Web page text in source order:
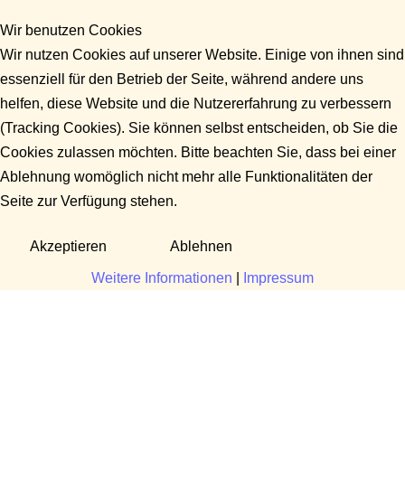
Wir benutzen Cookies
Wir nutzen Cookies auf unserer Website. Einige von ihnen sind
essenziell für den Betrieb der Seite, während andere uns
helfen, diese Website und die Nutzererfahrung zu verbessern
(Tracking Cookies). Sie können selbst entscheiden, ob Sie die
Cookies zulassen möchten. Bitte beachten Sie, dass bei einer
Ablehnung womöglich nicht mehr alle Funktionalitäten der
Seite zur Verfügung stehen.
Akzeptieren Ablehnen
Weitere Informationen Impressum